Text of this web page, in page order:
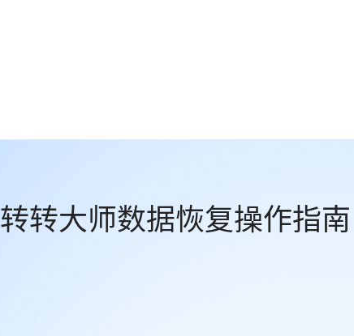
转转大师数据恢复操作指